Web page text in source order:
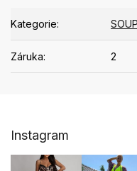
Kategorie:
Záruka: 2
Instagram